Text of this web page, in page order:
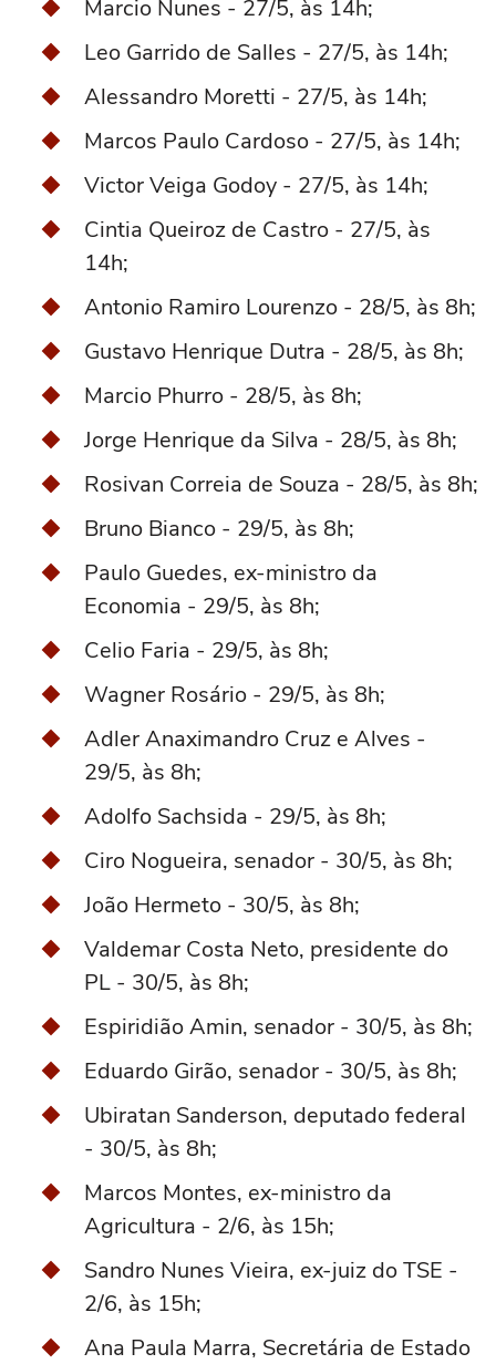
Marcio Nunes - 27/5, às 14h;
Leo Garrido de Salles - 27/5, às 14h;
Alessandro Moretti - 27/5, às 14h;
Marcos Paulo Cardoso - 27/5, às 14h;
Victor Veiga Godoy - 27/5, às 14h;
Cintia Queiroz de Castro - 27/5, às
14h;
Antonio Ramiro Lourenzo - 28/5, às 8h;
Gustavo Henrique Dutra - 28/5, às 8h;
Marcio Phurro - 28/5, às 8h;
Jorge Henrique da Silva - 28/5, às 8h;
Rosivan Correia de Souza - 28/5, às 8h;
Bruno Bianco - 29/5, às 8h;
Paulo Guedes, ex-ministro da
Economia - 29/5, às 8h;
Celio Faria - 29/5, às 8h;
Wagner Rosário - 29/5, às 8h;
Adler Anaximandro Cruz e Alves -
29/5, às 8h;
Adolfo Sachsida - 29/5, às 8h;
Ciro Nogueira, senador - 30/5, às 8h;
João Hermeto - 30/5, às 8h;
Valdemar Costa Neto, presidente do
PL - 30/5, às 8h;
Espiridião Amin, senador - 30/5, às 8h;
Eduardo Girão, senador - 30/5, às 8h;
Ubiratan Sanderson, deputado federal
- 30/5, às 8h;
Marcos Montes, ex-ministro da
Agricultura - 2/6, às 15h;
Sandro Nunes Vieira, ex-juiz do TSE -
2/6, às 15h;
Ana Paula Marra, Secretária de Estado